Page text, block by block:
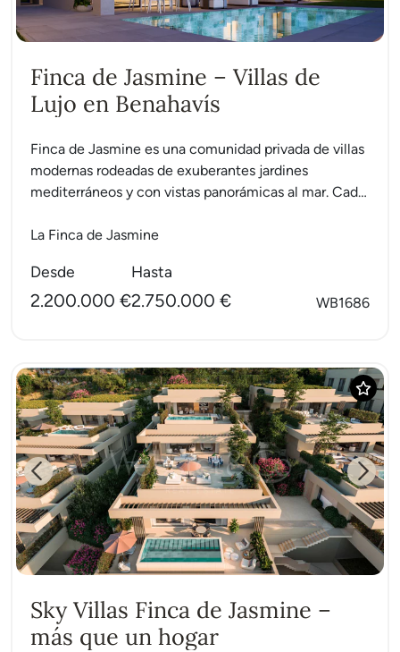
Finca de Jasmine – Villas de
Lujo en Benahavís
Finca de Jasmine es una comunidad privada de villas
modernas rodeadas de exuberantes jardines
mediterráneos y con vistas panorámicas al mar. Cada
La Finca de Jasmine
Desde
2.200.000 €
Hasta
2.750.000 € WB1686
Previous Next
Sky Villas Finca de Jasmine –
más que un hogar